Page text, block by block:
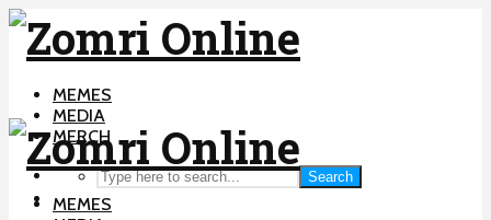
MEMES
MEDIA
MERCH
Search
MEMES